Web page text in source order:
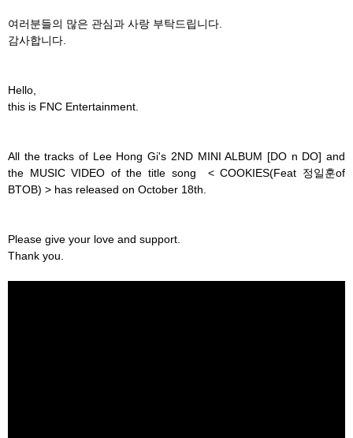
여러분들의 많은 관심과 사랑 부탁드립니다.
감사합니다.
Hello,
this is FNC Entertainment.
All the tracks of Lee Hong Gi's 2ND MINI ALBUM [DO n DO] and
the MUSIC VIDEO of the title song < COOKIES(Feat 정일훈of
BTOB) > has released on October 18th.
Please give your love and support.
Thank you.